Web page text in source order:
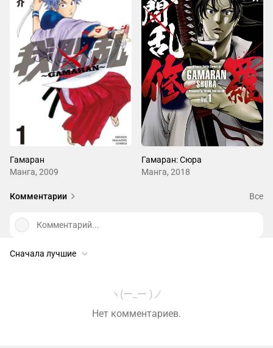
тем, кто не может защищаться или остаётся безоружным.
Гамаран
Манга, 2009
Гамаран: Сюра
Манга, 2018
Комментарии Все
Комментарий...
Сначала лучшие
ヽ(ー_ー )ノ
Нет комментариев.